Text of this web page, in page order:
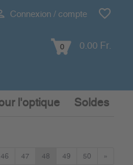
Connexion / compte
0 0.00 Fr.
l'optique Soldes
46 47 48 49 50 »